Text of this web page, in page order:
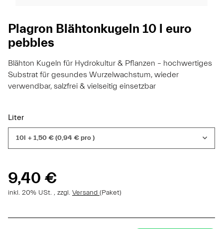
Plagron Blähtonkugeln 10 l euro
pebbles
Blähton Kugeln für Hydrokultur & Pflanzen – hochwertiges
Substrat für gesundes Wurzelwachstum, wieder
verwendbar, salzfrei & vielseitig einsetzbar
Liter
10l + 1,50 € (0,94 € pro )
9,40 €
inkl. 20% USt. , zzgl. Versand (Paket)